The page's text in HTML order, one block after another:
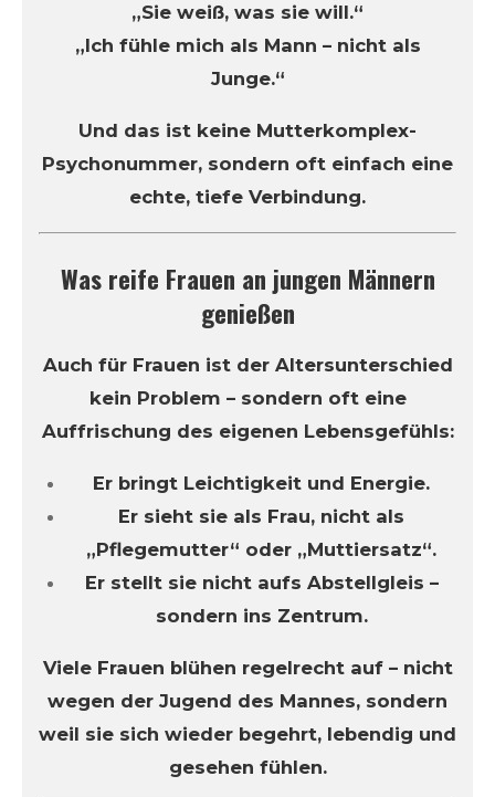
„Sie weiß, was sie will.“
„Ich fühle mich als Mann – nicht als
Junge.“
Und das ist keine Mutterkomplex-
Psychonummer, sondern oft einfach eine
echte, tiefe Verbindung.
Was reife Frauen an jungen Männern
genießen
Auch für Frauen ist der Altersunterschied
kein Problem – sondern oft eine
Auffrischung des eigenen Lebensgefühls:
Er bringt Leichtigkeit und Energie.
Er sieht sie als Frau, nicht als
„Pflegemutter“ oder „Muttiersatz“.
Er stellt sie nicht aufs Abstellgleis –
sondern ins Zentrum.
Viele Frauen blühen regelrecht auf – nicht
wegen der Jugend des Mannes, sondern
weil sie sich wieder begehrt, lebendig und
gesehen fühlen.